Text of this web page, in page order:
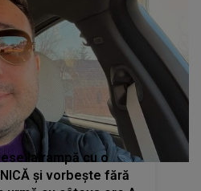
la rampă cu o
și vorbește fără